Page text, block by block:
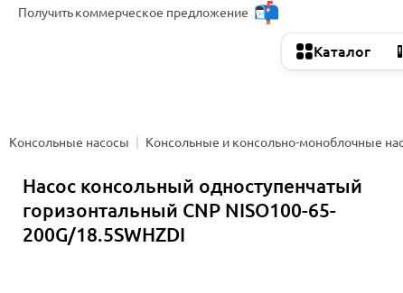
Получитькоммерческое предложение
Каталог
Консольные насосы Консольные и консольно-моноблочные
Насос консольный одноступенчатый
горизонтальный CNP NISO100-65-
200G/18.5SWHZDI